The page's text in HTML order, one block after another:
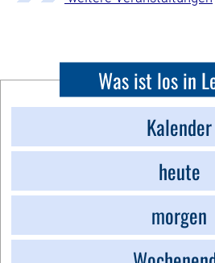
Was ist los in
Kalender
heute
morgen